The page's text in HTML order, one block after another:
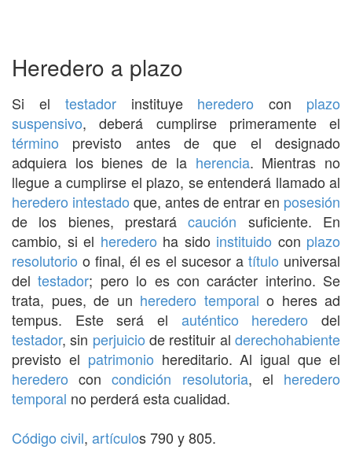
Heredero a plazo
Si el testadorinstituye heredero con plazo
suspensivo, deberá cumplirse primeramente el
término previsto antes de que el designado
adquiera los bienes de la herencia. Mientras no
llegue a cumplirse el plazo, se entenderá llamado al
heredero intestado que, antes de entrar en posesión
de los bienes, prestarácaución suficiente. En
cambio, si el heredero ha sido instituido con plazo
resolutorio o final, él es el sucesor a título universal
deltestador; pero lo es con carácter interino. Se
trata, pues, de un heredero temporal o heres ad
tempus. Este será el auténtico heredero del
testador, sin perjuicio de restituir alderechohabiente
previsto el patrimonio hereditario. Al igual que el
heredero concondición resolutoria, el heredero
temporal no perderá esta cualidad.
Código civil, artículos 790 y 805.